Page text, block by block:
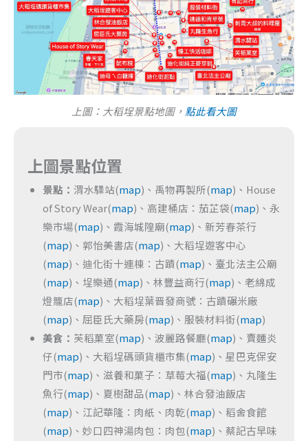
上圖：大稻埕景點地圖， 點此看大圖
上圖景點位置
景點： 渭水驛站(map)、禹物再製所(map)、House
of Story Wear(map)、高建桶店：茄芷袋(map)、永
樂市場(map)、霞海城隍廟(map)、新芳春茶行
(map)、郭怡美書店(map)、大稻埕遊客中心
(map)、迪化街十連棟：古蹟(map)、臺北法主公廟
(map)、埕樂通(map)、林豐益商行(map)、老綿成
燈籠店(map)、大稻埕葉晋發商號：古蹟碾米廠
(map)、屈臣氏大藥房(map)、服裝材料街(map)
美食： 芙稻菓室(map)、波麗路餐廳(map)、賣麵炎
仔(map)、大稻埕碼頭貨櫃市集(map)、星巴克保安
門市(map)、滋養和菓子：草莓大福(map)、丸隆生
魚行(map)、夏樹甜品(map)、林合發油飯店
(map)、江記華隆：肉紙、肉乾(map)、稻舍食館
(map)、妙口四神湯肉包：肉包(map)、蔡記古早味